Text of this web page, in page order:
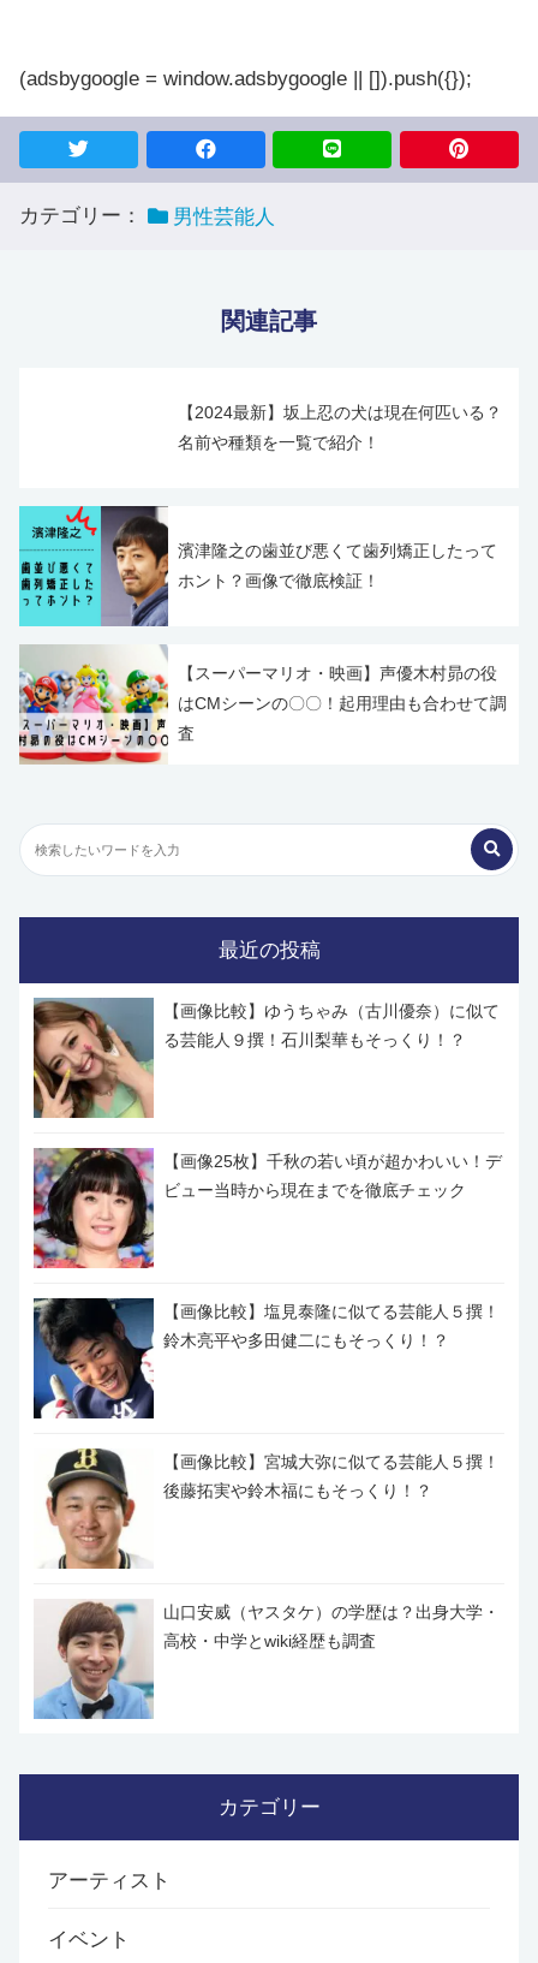
(adsbygoogle = window.adsbygoogle || []).push({});
カテゴリー： 男性芸能人
関連記事
【2024最新】坂上忍の犬は現在何匹いる？
名前や種類を一覧で紹介！
濱津隆之の歯並び悪くて歯列矯正したって
ホント？画像で徹底検証！
【スーパーマリオ・映画】声優木村昴の役
はCMシーンの〇〇！起用理由も合わせて調
査
最近の投稿
【画像比較】ゆうちゃみ（古川優奈）に似て
る芸能人９撰！石川梨華もそっくり！？
【画像25枚】千秋の若い頃が超かわいい！デ
ビュー当時から現在までを徹底チェック
【画像比較】塩見泰隆に似てる芸能人５撰！
鈴木亮平や多田健二にもそっくり！？
【画像比較】宮城大弥に似てる芸能人５撰！
後藤拓実や鈴木福にもそっくり！？
山口安威（ヤスタケ）の学歴は？出身大学・
高校・中学とwiki経歴も調査
カテゴリー
アーティスト
イベント